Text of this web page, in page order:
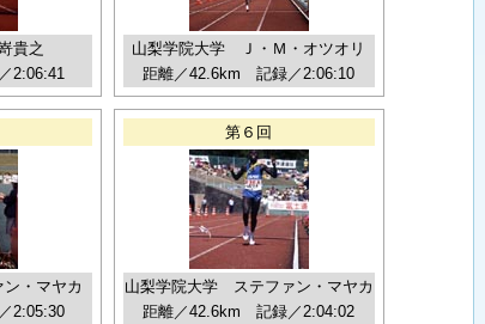
貴之
2:06:41
山梨学院大学 Ｊ・Ｍ・オツオリ
距離／42.6km 記録／2:06:10
・マヤカ
2:05:30
第６回
山梨学院大学 ステファン・マヤカ
距離／42.6km 記録／2:04:02